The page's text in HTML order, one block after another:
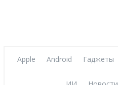
Apple Android Гаджеты